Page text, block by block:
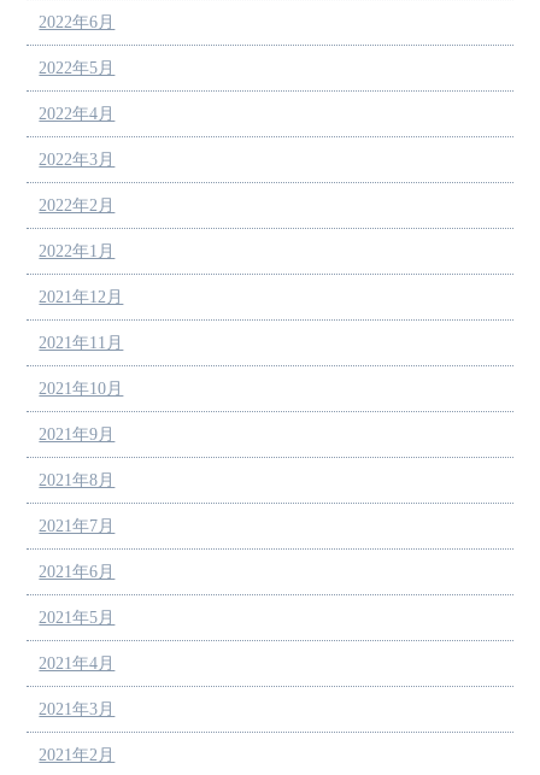
2022年6月
2022年5月
2022年4月
2022年3月
2022年2月
2022年1月
2021年12月
2021年11月
2021年10月
2021年9月
2021年8月
2021年7月
2021年6月
2021年5月
2021年4月
2021年3月
2021年2月